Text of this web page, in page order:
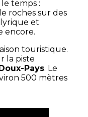
temps :
roches sur des
et
encore.
touristique.
la piste
Pays. Le
500 mètres